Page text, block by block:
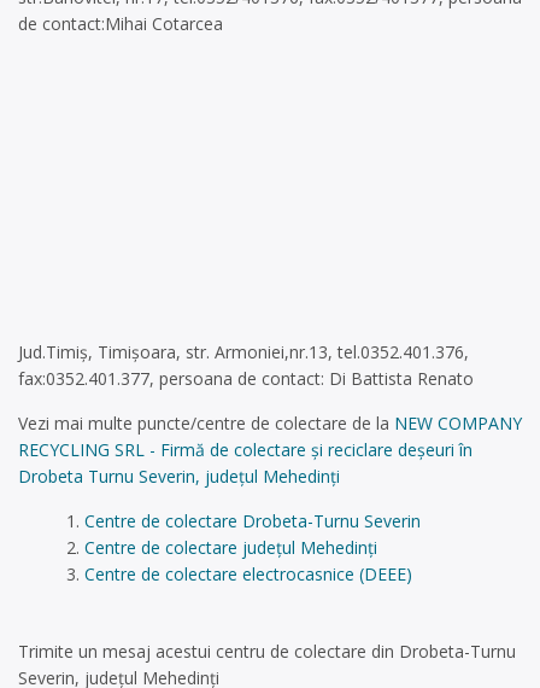
de contact:Mihai Cotarcea
Jud.Timiș, Timișoara, str. Armoniei,nr.13, tel.0352.401.376,
fax:0352.401.377, persoana de contact: Di Battista Renato
Vezi mai multe puncte/centre de colectare de la NEW COMPANY
RECYCLING SRL - Firmă de colectare și reciclare deșeuri în
Drobeta Turnu Severin, județul Mehedinți
Centre de colectare Drobeta-Turnu Severin
Centre de colectare județul Mehedinți
Centre de colectare electrocasnice (DEEE)
Trimite un mesaj acestui centru de colectare din Drobeta-Turnu
Severin, județul Mehedinți